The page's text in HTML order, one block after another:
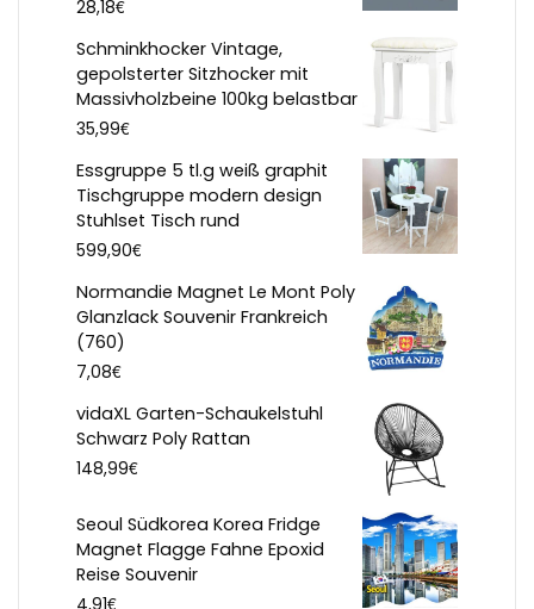
28,18€
Schminkhocker Vintage,
gepolsterter Sitzhocker mit
Massivholzbeine 100kg belastbar
35,99€
Essgruppe 5 tl.g weiß graphit
Tischgruppe modern design
Stuhlset Tisch rund
599,90€
Normandie Magnet Le Mont Poly
Glanzlack Souvenir Frankreich
(760)
7,08€
vidaXL Garten-Schaukelstuhl
Schwarz Poly Rattan
148,99€
Seoul Südkorea Korea Fridge
Magnet Flagge Fahne Epoxid
Reise Souvenir
€